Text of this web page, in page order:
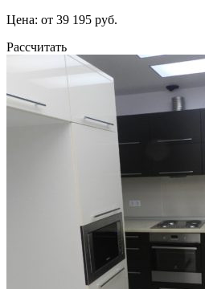
Цена: от 39 195 руб.
Рассчитать